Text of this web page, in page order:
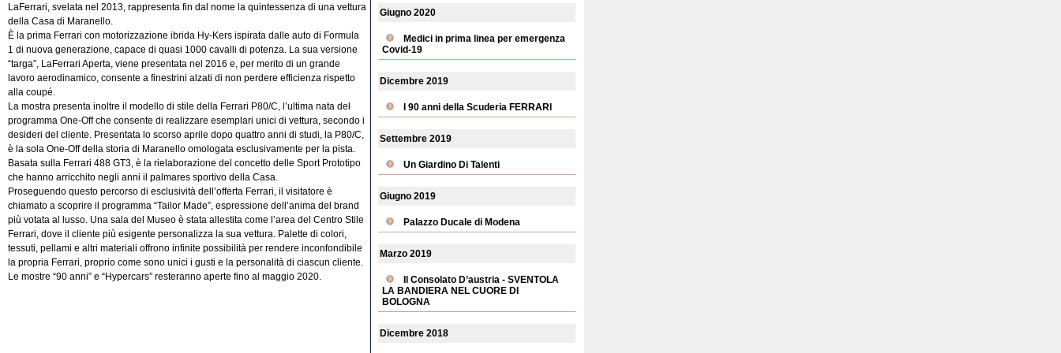
LaFerrari, svelata nel 2013, rappresenta fin dal nome la quintessenza di una vettura
della Casa di Maranello.
È la prima Ferrari con motorizzazione ibrida Hy-Kers ispirata dalle auto di Formula
1 di nuova generazione, capace di quasi 1000 cavalli di potenza. La sua versione
“targa”, LaFerrari Aperta, viene presentata nel 2016 e, per merito di un grande
lavoro aerodinamico, consente a finestrini alzati di non perdere efficienza rispetto
alla coupé.
La mostra presenta inoltre il modello di stile della Ferrari P80/C, l’ultima nata del
programma One-Off che consente di realizzare esemplari unici di vettura, secondo i
desideri del cliente. Presentata lo scorso aprile dopo quattro anni di studi, la P80/C,
è la sola One-Off della storia di Maranello omologata esclusivamente per la pista.
Basata sulla Ferrari 488 GT3, è la rielaborazione del concetto delle Sport Prototipo
che hanno arricchito negli anni il palmares sportivo della Casa.
Proseguendo questo percorso di esclusività dell’offerta Ferrari, il visitatore è
chiamato a scoprire il programma “Tailor Made”, espressione dell’anima del brand
più votata al lusso. Una sala del Museo è stata allestita come l’area del Centro Stile
Ferrari, dove il cliente più esigente personalizza la sua vettura. Palette di colori,
tessuti, pellami e altri materiali offrono infinite possibilità per rendere inconfondibile
la propria Ferrari, proprio come sono unici i gusti e la personalità di ciascun cliente.
Le mostre “90 anni” e “Hypercars” resteranno aperte fino al maggio 2020.
Giugno 2020
Medici in prima linea per emergenza
Covid-19
Dicembre 2019
I 90 anni della Scuderia FERRARI
Settembre 2019
Un Giardino Di Talenti
Giugno 2019
Palazzo Ducale di Modena
Marzo 2019
Il Consolato D’austria - SVENTOLA
LA BANDIERA NEL CUORE DI
BOLOGNA
Dicembre 2018